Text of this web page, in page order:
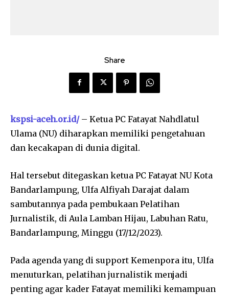
Share
kspsi-aceh.or.id/– Ketua PC Fatayat Nahdlatul
Ulama (NU) diharapkan memiliki pengetahuan
dan kecakapan di dunia digital.
Hal tersebut ditegaskan ketua PC Fatayat NU Kota
Bandarlampung, Ulfa Alfiyah Darajat dalam
sambutannya pada pembukaan Pelatihan
Jurnalistik, di Aula Lamban Hijau, Labuhan Ratu,
Bandarlampung, Minggu (17/12/2023).
Pada agenda yang di support Kemenpora itu, Ulfa
menuturkan, pelatihan jurnalistik menjadi
penting agar kader Fatayat memiliki kemampuan